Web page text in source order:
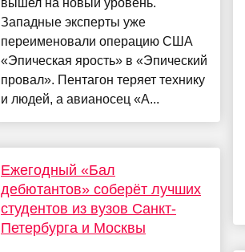
вышел на новый уровень.
Западные эксперты уже
переименовали операцию США
«Эпическая ярость» в «Эпический
провал». Пентагон теряет технику
и людей, а авианосец «А...
Ежегодный «Бал
дебютантов» соберёт лучших
студентов из вузов Санкт-
Петербурга и Москвы